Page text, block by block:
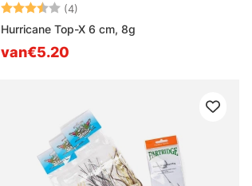
Beoordeling:(4)
Hurricane Top-X 6 cm, 8g
van€5.20